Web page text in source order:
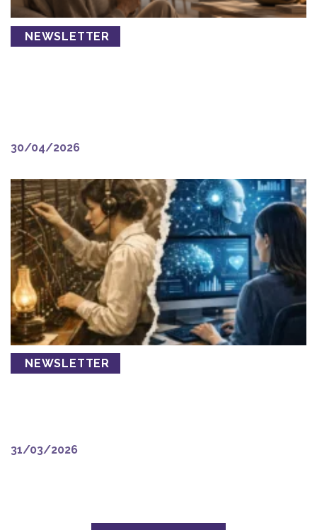
NEWSLETTER
30/04/2026
NEWSLETTER
31/03/2026